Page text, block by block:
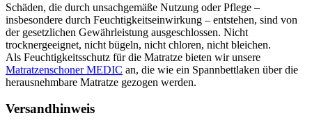
Schäden, die durch unsachgemäße Nutzung oder Pflege –
insbesondere durch Feuchtigkeitseinwirkung – entstehen, sind von
der gesetzlichen Gewährleistung ausgeschlossen. Nicht
trocknergeeignet, nicht bügeln, nicht chloren, nicht bleichen.
Als Feuchtigkeitsschutz für die Matratze bieten wir unsere
Matratzenschoner MEDIC an, die wie ein Spannbettlaken über die
herausnehmbare Matratze gezogen werden.
Versandhinweis